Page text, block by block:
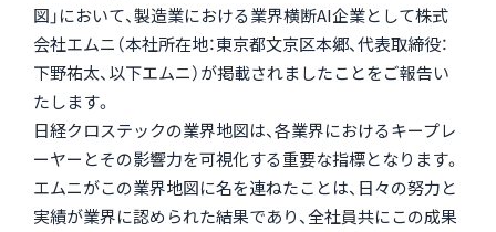
図」において、製造業における業界横断AI企業として株式
会社エムニ（本社所在地：東京都文京区本郷、代表取締役：
下野祐太、以下エムニ）が掲載されましたことをご報告い
たします。
日経クロステックの業界地図は、各業界におけるキープレ
ーヤーとその影響力を可視化する重要な指標となります。
エムニがこの業界地図に名を連ねたことは、日々の努力と
実績が業界に認められた結果であり、全社員共にこの成果